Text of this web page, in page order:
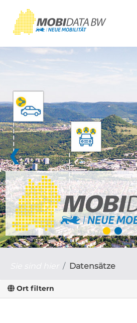
❮
Datensätze
Ort filtern